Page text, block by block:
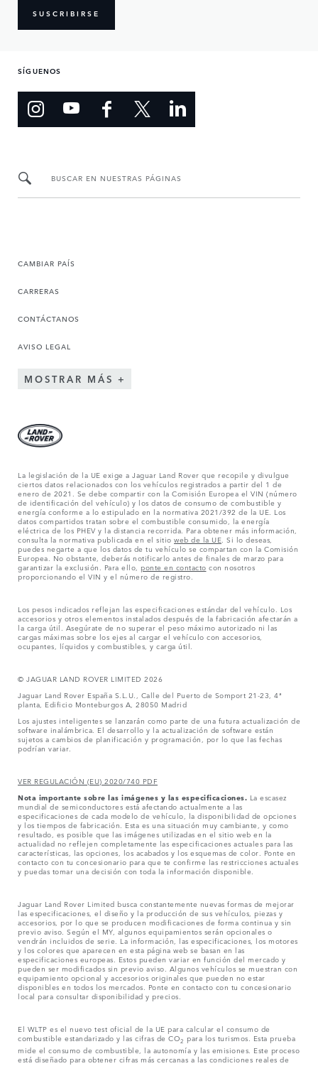
SUSCRIBIRSE
SÍGUENOS
BUSCAR EN NUESTRAS PÁGINAS
CAMBIAR PAÍS
CARRERAS
CONTÁCTANOS
AVISO LEGAL
MOSTRAR MÁS
La legislación de la UE exige a Jaguar Land Rover que recopile y divulgue
ciertos datos relacionados con los vehículos registrados a partir del 1 de
enero de 2021. Se debe compartir con la Comisión Europea el VIN (número
de identificación del vehículo) y los datos de consumo de combustible y
energía conforme a lo estipulado en la normativa 2021/392 de la UE. Los
datos compartidos tratan sobre el combustible consumido, la energía
eléctrica de los PHEV y la distancia recorrida. Para obtener más información,
consulta la normativa publicada en el sitio web de la UE . Si lo deseas,
puedes negarte a que los datos de tu vehículo se compartan con la Comisión
Europea. No obstante, deberás notificarlo antes de finales de marzo para
garantizar la exclusión. Para ello, ponte en contacto con nosotros
proporcionando el VIN y el número de registro.
Los pesos indicados reflejan las especificaciones estándar del vehículo. Los
accesorios y otros elementos instalados después de la fabricación afectarán a
la carga útil. Asegúrate de no superar el peso máximo autorizado ni las
cargas máximas sobre los ejes al cargar el vehículo con accesorios,
ocupantes, líquidos y combustibles, y carga útil.
© JAGUAR LAND ROVER LIMITED 2026
Jaguar Land Rover España S.L.U., Calle del Puerto de Somport 21-23, 4ª
planta, Edificio Monteburgos A, 28050 Madrid
Los ajustes inteligentes se lanzarán como parte de una futura actualización de
software inalámbrica. El desarrollo y la actualización de software están
sujetos a cambios de planificación y programación, por lo que las fechas
podrían variar.
VER REGULACIÓN (EU) 2020/740 PDF
Nota importante sobre las imágenes y las especificaciones. La escasez
mundial de semiconductores está afectando actualmente a las
especificaciones de cada modelo de vehículo, la disponibilidad de opciones
y los tiempos de fabricación. Esta es una situación muy cambiante, y como
resultado, es posible que las imágenes utilizadas en el sitio web en la
actualidad no reflejen completamente las especificaciones actuales para las
características, las opciones, los acabados y los esquemas de color. Ponte en
contacto con tu concesionario para que te confirme las restricciones actuales
y puedas tomar una decisión con toda la información disponible.
Jaguar Land Rover Limited busca constantemente nuevas formas de mejorar
las especificaciones, el diseño y la producción de sus vehículos, piezas y
accesorios, por lo que se producen modificaciones de forma continua y sin
previo aviso. Según el MY, algunos equipamientos serán opcionales o
vendrán incluidos de serie. La información, las especificaciones, los motores
y los colores que aparecen en esta página web se basan en las
especificaciones europeas. Estos pueden variar en función del mercado y
pueden ser modificados sin previo aviso. Algunos vehículos se muestran con
equipamiento opcional y accesorios originales que pueden no estar
disponibles en todos los mercados. Ponte en contacto con tu concesionario
local para consultar disponibilidad y precios.
El WLTP es el nuevo test oficial de la UE para calcular el consumo de
combustible estandarizado y las cifras de CO2 para los turismos. Esta prueba
mide el consumo de combustible, la autonomía y las emisiones. Este proceso
está diseñado para obtener cifras más cercanas a las condiciones reales de